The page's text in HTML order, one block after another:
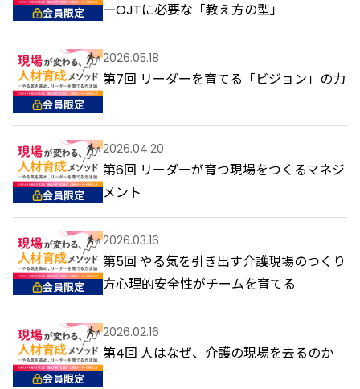
会員限定
―OJTに必要な「教え方の型」
会員限定
2026.05.18
第7回 リーダーを育てる「ビジョン」の力
会員限定
2026.04.20
第6回 リーダーが育つ現場をつくるマネジ
メント
会員限定
2026.03.16
第5回 やる気を引き出す介護現場のつくり
方――心理的安全性がチームを育てる
会員限定
2026.02.16
第4回 人はなぜ、介護の現場を去るのか